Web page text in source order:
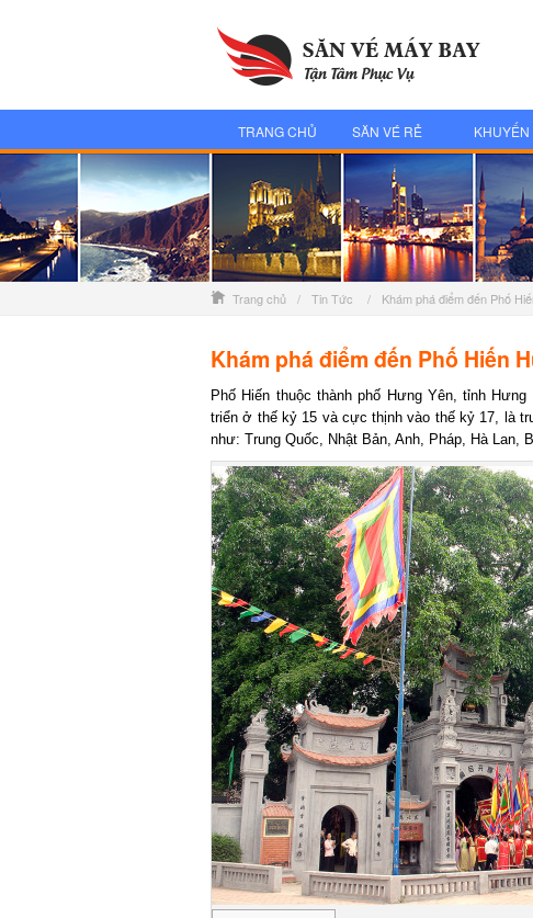
TRANG CHỦ SĂN VÉ RẺ KHUYẾN
Trang chủ / Tin Tức / Khám phá điểm đến Phố
Khám phá điểm đến Phố Hiến
Phố Hiến thuộc thành phố Hưng Yên, tỉnh
triển ở thế kỷ 15 và cực thịnh vào thế kỷ 17, là
như: Trung Quốc, Nhật Bản, Anh, Pháp, Hà Lan,